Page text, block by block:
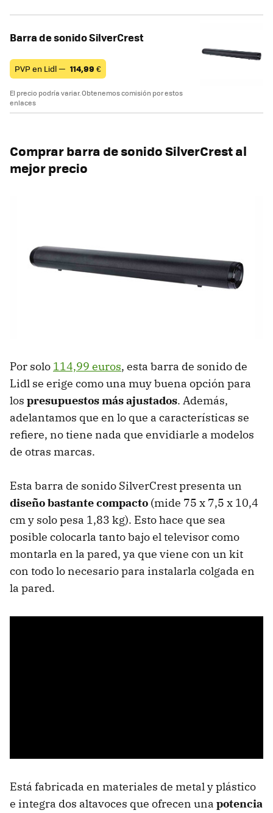
Barra de sonido SilverCrest
PVP en Lidl — 114,99 €
El precio podría variar. Obtenemos comisión por estos
enlaces
Comprar barra de sonido SilverCrest al
mejor precio
Por solo 114,99 euros, esta barra de sonido de
Lidl se erige como una muy buena opción para
los presupuestos más ajustados. Además,
adelantamos que en lo que a características se
refiere, no tiene nada que envidiarle a modelos
de otras marcas.
Esta barra de sonido SilverCrest presenta un
diseño bastante compacto (mide 75 x 7,5 x 10,4
cm y solo pesa 1,83 kg). Esto hace que sea
posible colocarla tanto bajo el televisor como
montarla en la pared, ya que viene con un kit
con todo lo necesario para instalarla colgada en
la pared.
Está fabricada en materiales de metal y plástico
e integra dos altavoces que ofrecen una potencia